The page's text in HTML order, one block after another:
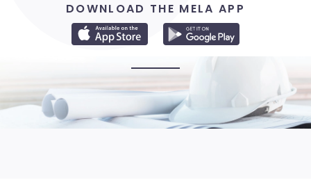
DOWNLOAD THE MELA APP